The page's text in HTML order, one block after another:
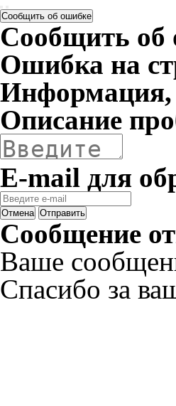
Сообщить об ошибке
Сообщить об
Ошибка на
Информация,
Описание
E-mail для
Отмена Отправить
Сообщение
Ваше
Спасибо за